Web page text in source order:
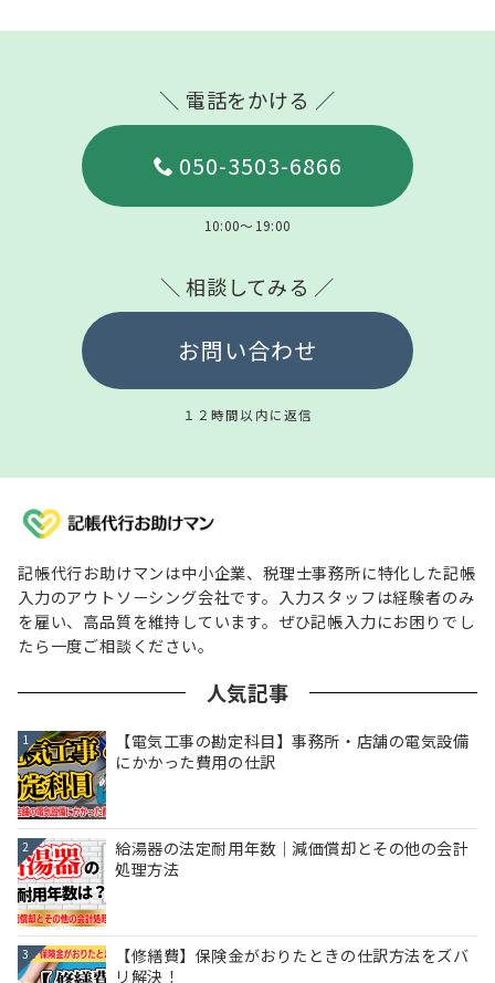
＼ 電話をかける ／
050-3503-6866
10:00～19:00
＼ 相談してみる ／
お問い合わせ
１２時間以内に返信
記帳代行お助けマンは中小企業、税理士事務所に特化した記帳
入力のアウトソーシング会社です。入力スタッフは経験者のみ
を雇い、高品質を維持しています。ぜひ記帳入力にお困りでし
たら一度ご相談ください。
人気記事
1
【電気工事の勘定科目】事務所・店舗の電気設備
にかかった費用の仕訳
2
給湯器の法定耐用年数｜減価償却とその他の会計
処理方法
3
【修繕費】保険金がおりたときの仕訳方法をズバ
リ解決！